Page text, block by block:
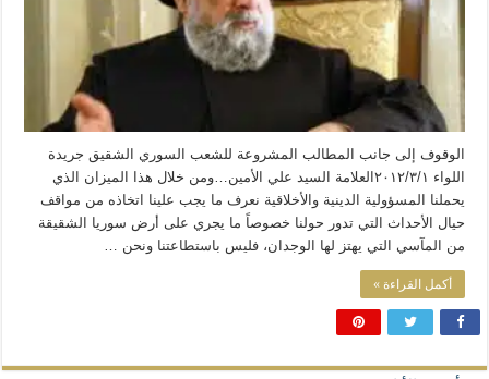
نسج العلاقة مع الآخر تكون من خلال منظومة القيم و المبادئ الانسانية التي تجعل
الوقوف إلى جانب المطالب المشروعة للشعب السوري الشقيق جريدة
اللواء ٢٠١٢/٣/١العلامة السيد علي الأمين…ومن خلال هذا الميزان الذي
يحملنا المسؤولية الدينية والأخلاقية نعرف ما يجب علينا اتخاذه من مواقف
حيال الأحداث التي تدور حولنا خصوصاً ما يجري على أرض سوريا الشقيقة
من المآسي التي يهتز لها الوجدان، فليس باستطاعتنا ونحن …
أكمل القراءة »